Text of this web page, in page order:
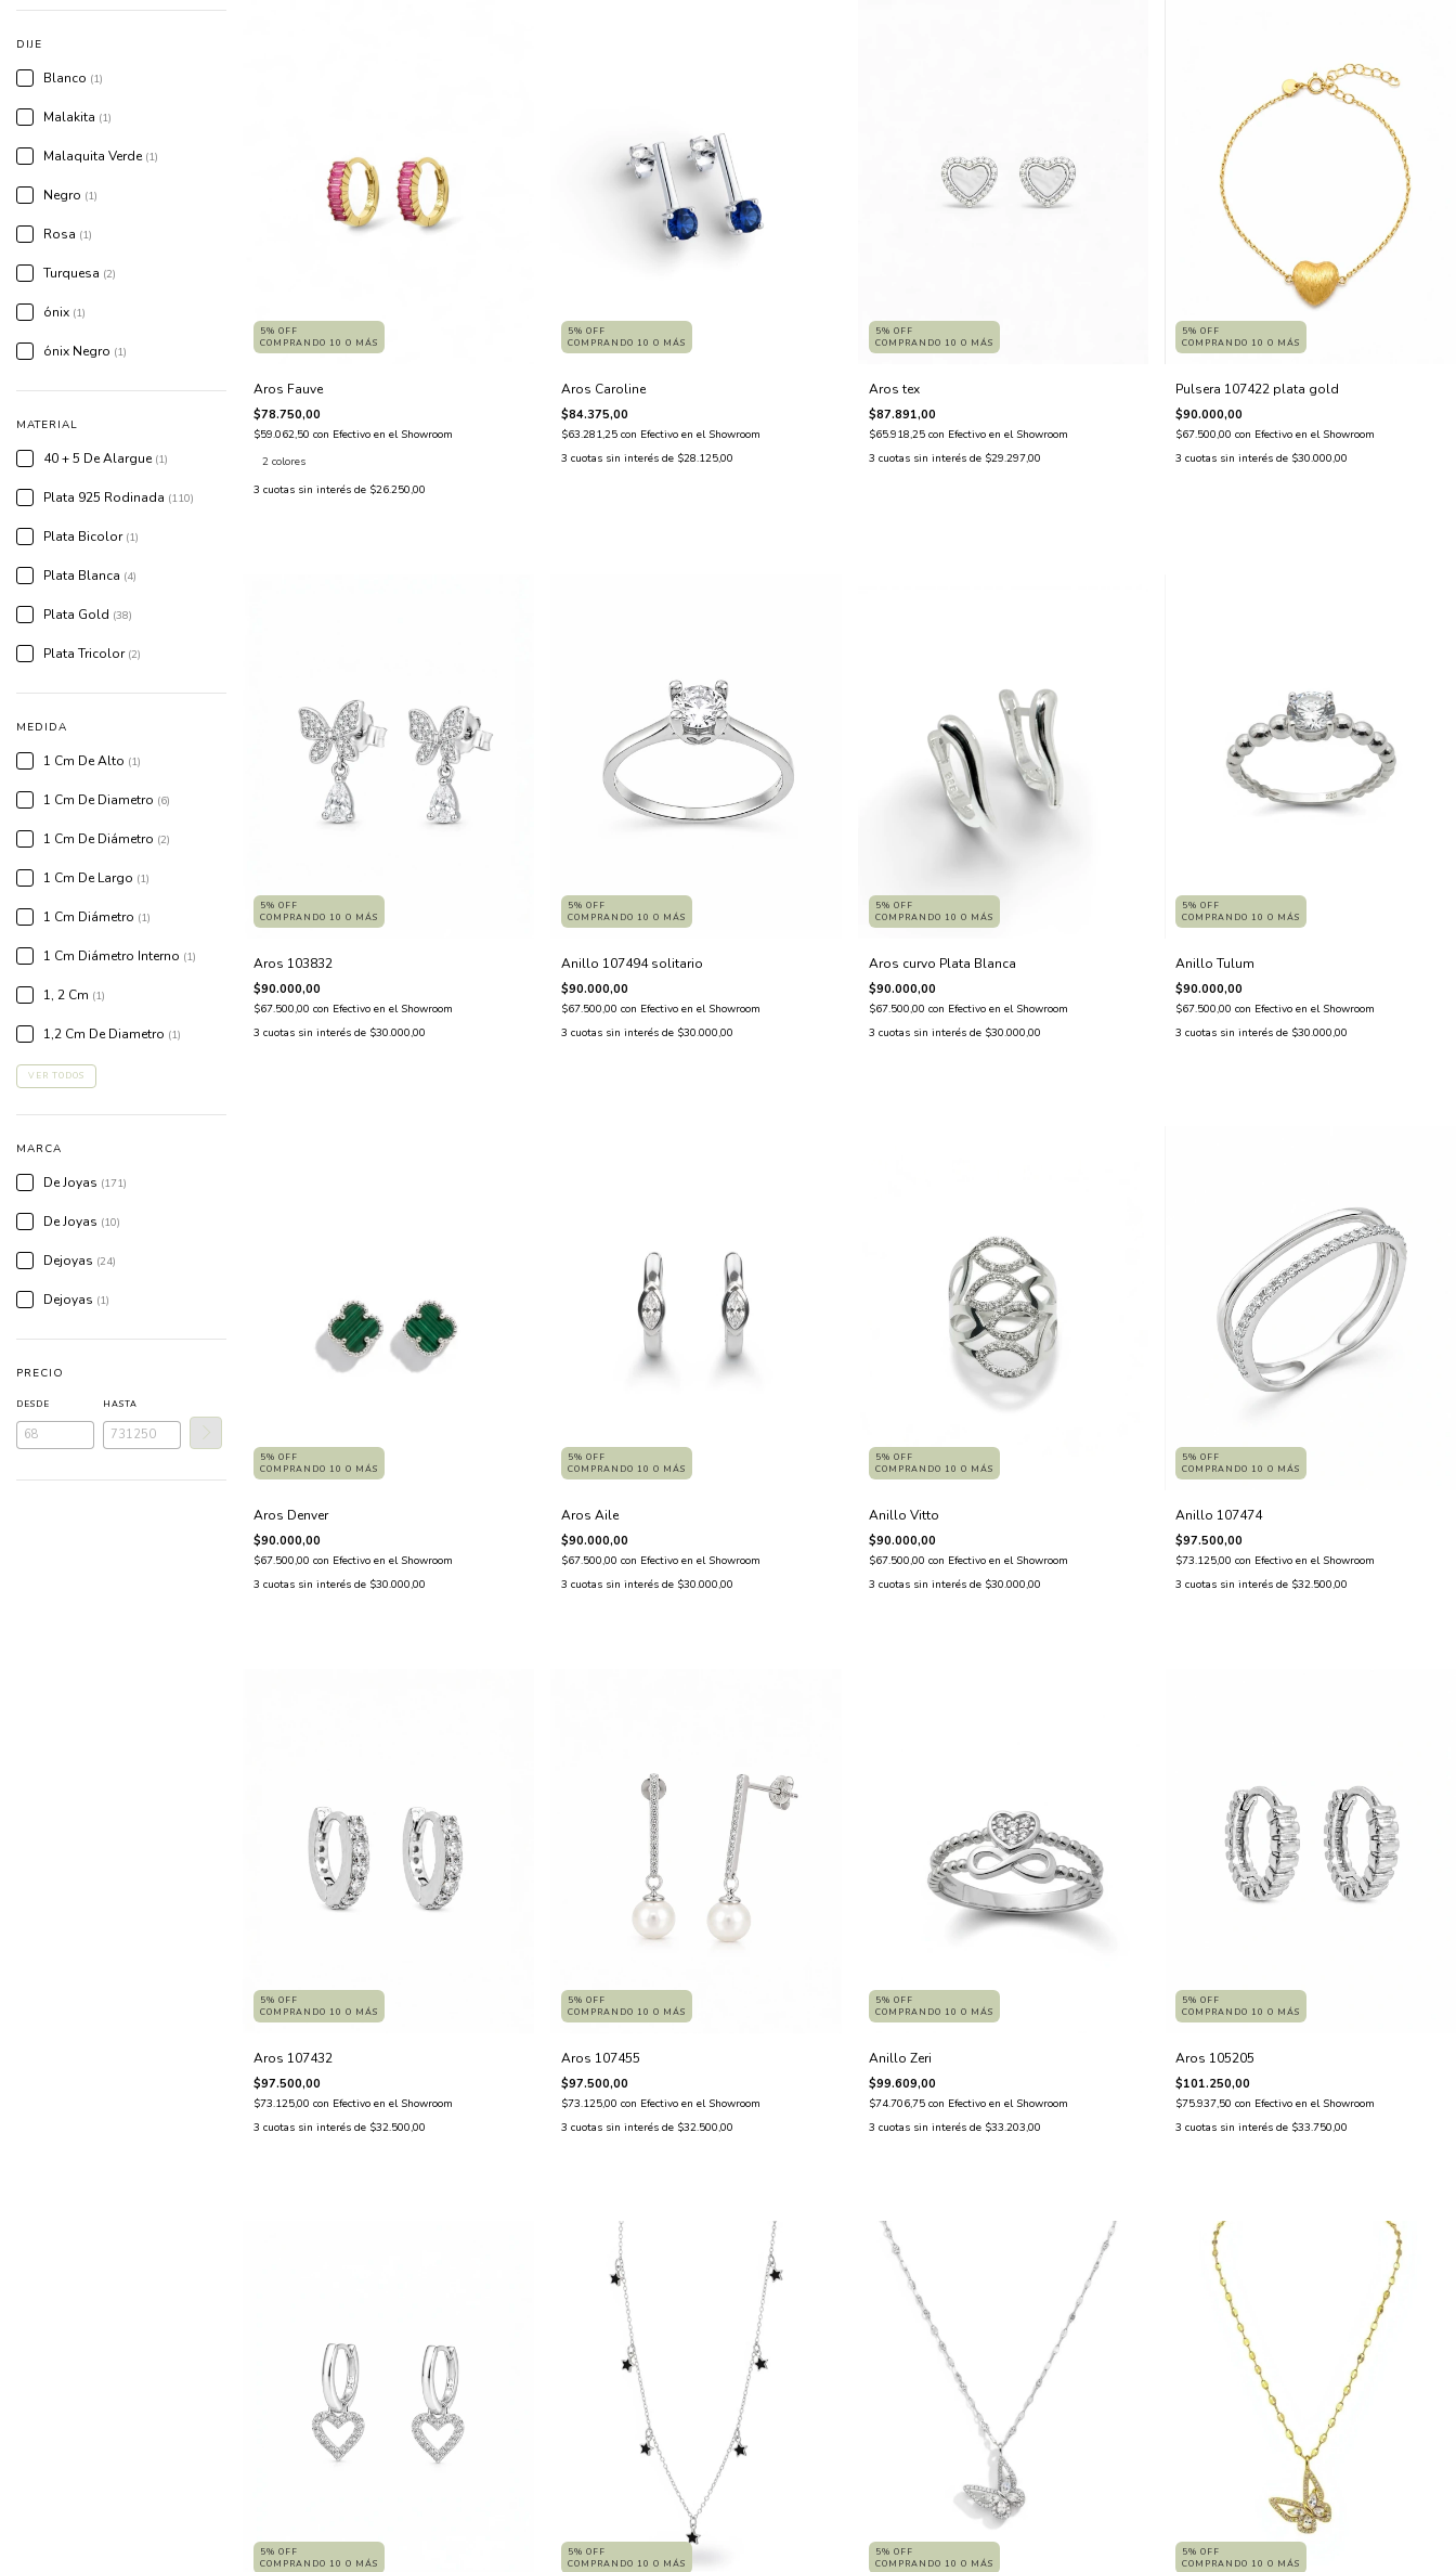
DIJE
Blanco (1)
Malakita (1)
Malaquita Verde (1)
Negro (1)
Rosa (1)
Turquesa (2)
ónix (1)
ónix Negro (1)
MATERIAL
40 + 5 De Alargue (1)
Plata 925 Rodinada (110)
Plata Bicolor (1)
Plata Blanca (4)
Plata Gold (38)
Plata Tricolor (2)
MEDIDA
1 Cm De Alto (1)
1 Cm De Diametro (6)
1 Cm De Diámetro (2)
1 Cm De Largo (1)
1 Cm Diámetro (1)
1 Cm Diámetro Interno (1)
1, 2 Cm (1)
1,2 Cm De Diametro (1)
VER TODOS
MARCA
De Joyas (171)
De Joyas (10)
Dejoyas (24)
Dejoyas (1)
PRECIO
DESDE HASTA
5% OFF
COMPRANDO 10 O MÁS
Aros Fauve
$78.750,00
$59.062,50 con Efectivo en el Showroom
2 colores
3 cuotas sin interés de $26.250,00
5% OFF
COMPRANDO 10 O MÁS
Aros Caroline
$84.375,00
$63.281,25 con Efectivo en el Showroom
3 cuotas sin interés de $28.125,00
5% OFF
COMPRANDO 10 O MÁS
Aros tex
$87.891,00
$65.918,25 con Efectivo en el Showroom
3 cuotas sin interés de $29.297,00
5% OFF
COMPRANDO 10 O MÁS
Pulsera 107422 plata gold
$90.000,00
$67.500,00con Efectivo en el Showroom
3 cuotas sin interés de $30.000,00
5% OFF
COMPRANDO 10 O MÁS
Aros 103832
$90.000,00
$67.500,00 con Efectivo en el Showroom
3 cuotas sin interés de $30.000,00
5% OFF
COMPRANDO 10 O MÁS
Anillo 107494 solitario
$90.000,00
$67.500,00 con Efectivo en el Showroom
3 cuotas sin interés de $30.000,00
5% OFF
COMPRANDO 10 O MÁS
Aros curvo Plata Blanca
$90.000,00
$67.500,00 con Efectivo en el Showroom
3 cuotas sin interés de $30.000,00
5% OFF
COMPRANDO 10 O MÁS
Anillo Tulum
$90.000,00
$67.500,00con Efectivo en el Showroom
3 cuotas sin interés de $30.000,00
5% OFF
COMPRANDO 10 O MÁS
Aros Denver
$90.000,00
$67.500,00 con Efectivo en el Showroom
3 cuotas sin interés de $30.000,00
5% OFF
COMPRANDO 10 O MÁS
Aros Aile
$90.000,00
$67.500,00 con Efectivo en el Showroom
3 cuotas sin interés de $30.000,00
5% OFF
COMPRANDO 10 O MÁS
Anillo Vitto
$90.000,00
$67.500,00 con Efectivo en el Showroom
3 cuotas sin interés de $30.000,00
5% OFF
COMPRANDO 10 O MÁS
Anillo 107474
$97.500,00
$73.125,00con Efectivo en el Showroom
3 cuotas sin interés de $32.500,00
5% OFF
COMPRANDO 10 O MÁS
Aros 107432
$97.500,00
$73.125,00 con Efectivo en el Showroom
3 cuotas sin interés de $32.500,00
5% OFF
COMPRANDO 10 O MÁS
Aros 107455
$97.500,00
$73.125,00 con Efectivo en el Showroom
3 cuotas sin interés de $32.500,00
5% OFF
COMPRANDO 10 O MÁS
Anillo Zeri
$99.609,00
$74.706,75 con Efectivo en el Showroom
3 cuotas sin interés de $33.203,00
5% OFF
COMPRANDO 10 O MÁS
Aros 105205
$101.250,00
$75.937,50con Efectivo en el Showroom
3 cuotas sin interés de $33.750,00
5% OFF
COMPRANDO 10 O MÁS
5% OFF
COMPRANDO 10 O MÁS
5% OFF
COMPRANDO 10 O MÁS
5% OFF
COMPRANDO 10 O MÁS